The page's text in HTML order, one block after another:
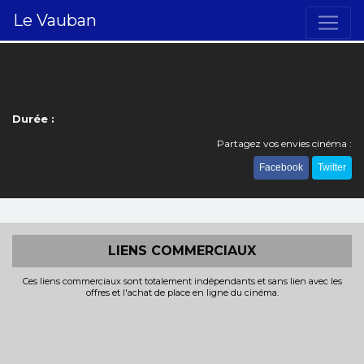
Le Vauban
Durée :
Partagez vos envies cinéma :
Facebook Twitter
LIENS COMMERCIAUX
Ces liens commerciaux sont totalement indépendants et sans lien avec les
offres et l'achat de place en ligne du cinéma.